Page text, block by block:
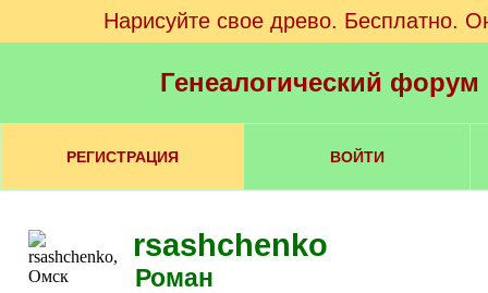
Нарисуйте свое древо. Бесплатно.
Генеалогический
РЕГИСТРАЦИЯ ВОЙТИ
rsashchenko
Роман